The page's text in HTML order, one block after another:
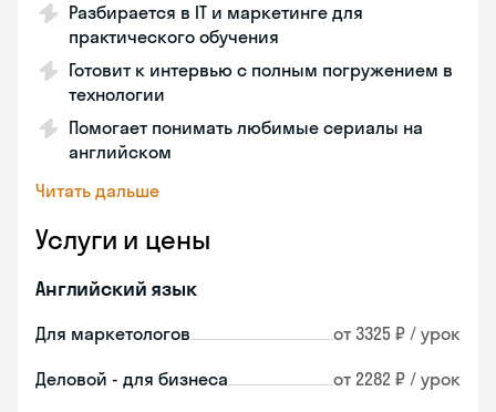
Разбирается в IT и маркетинге для
практического обучения
Готовит к интервью с полным погружением в
технологии
Помогает понимать любимые сериалы на
английском
Читать дальше
Услуги и цены
Английский язык
Для маркетологов от 3325 ₽ / урок
Деловой - для бизнеса от 2282 ₽ / урок